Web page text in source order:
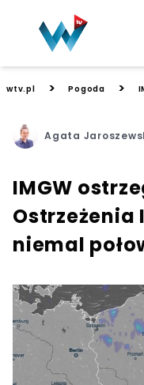
wtv.pl > Pogoda >
Agata
IMGW
Ostrzeżenia
niemal